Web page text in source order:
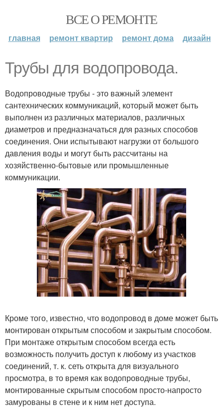
ВСЕ О РЕМОНТЕ
главная ремонт квартир ремонт дома дизайн
Трубы для водопровода.
Водопроводные трубы - это важный элемент
сантехнических коммуникаций, который может быть
выполнен из различных материалов, различных
диаметров и предназначаться для разных способов
соединения. Они испытывают нагрузки от большого
давления воды и могут быть рассчитаны на
хозяйственно-бытовые или промышленные
коммуникации.
Кроме того, известно, что водопровод в доме может быть
монтирован открытым способом и закрытым способом.
При монтаже открытым способом всегда есть
возможность получить доступ к любому из участков
соединений, т. к. сеть открыта для визуального
просмотра, в то время как водопроводные трубы,
монтированные скрытым способом просто-напросто
замурованы в стене и к ним нет доступа.